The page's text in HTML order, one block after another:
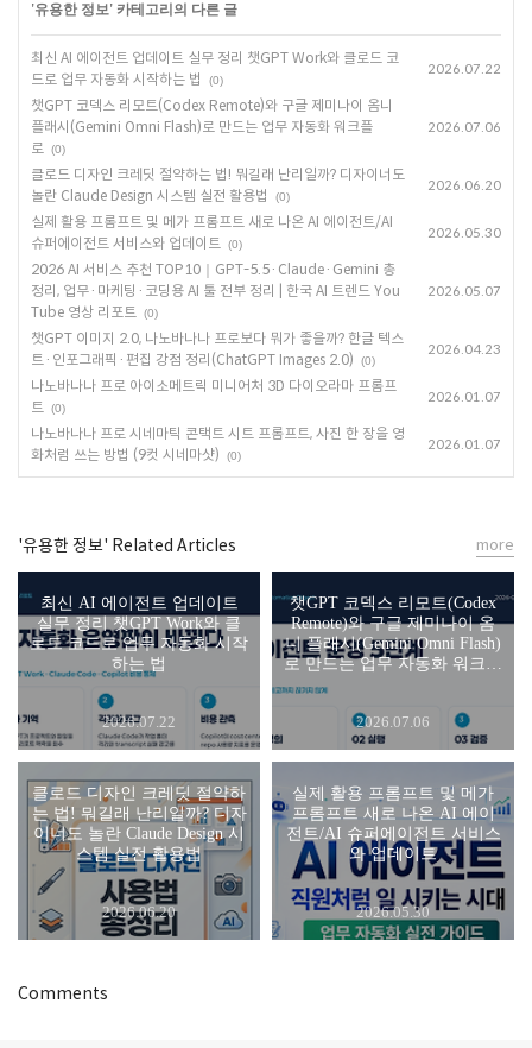
'유용한 정보' 카테고리의 다른 글
최신 AI 에이전트 업데이트 실무 정리 챗GPT Work와 클로드 코
드로 업무 자동화 시작하는 법
(0)
2026.07.22
챗GPT 코덱스 리모트(Codex Remote)와 구글 제미나이 옴니
플래시(Gemini Omni Flash)로 만드는 업무 자동화 워크플
로 (0)
2026.07.06
클로드 디자인 크레딧 절약하는 법! 뭐길래 난리일까? 디자이너도
놀란 Claude Design 시스템 실전 활용법
(0)
2026.06.20
실제 활용 프롬프트 및 메가 프롬프트 새로 나온 AI 에이전트/AI
슈퍼에이전트 서비스와 업데이트 (0)
2026.05.30
2026 AI 서비스 추천 TOP10｜GPT-5.5·Claude·Gemini 총
정리, 업무·마케팅·코딩용 AI 툴 전부 정리 | 한국 AI 트렌드 You
Tube 영상 리포트 (0)
2026.05.07
챗GPT 이미지 2.0, 나노바나나 프로보다 뭐가 좋을까? 한글 텍스
트·인포그래픽·편집 강점 정리(ChatGPT Images 2.0)
(0)
2026.04.23
나노바나나 프로 아이소메트릭 미니어처 3D 다이오라마 프롬프
트 (0)
2026.01.07
나노바나나 프로 시네마틱 콘택트 시트 프롬프트, 사진 한 장을 영
화처럼 쓰는 방법 (9컷 시네마샷)
(0)
2026.01.07
'유용한 정보' Related Articles
최신 AI 에이전트 업데이트
실무 정리 챗GPT Work와 클
로드 코드로 업무 자동화 시작
하는 법
2026.07.22
챗GPT 코덱스 리모트(Codex
Remote)와 구글 제미나이 옴
니 플래시(Gemini Omni Flash)
로 만드는 업무 자동화 워크플
2026.07.06
클로드 디자인 크레딧 절약하
는 법! 뭐길래 난리일까? 디자
이너도 놀란 Claude Design 시
스템 실전 활용법
2026.06.20
실제 활용 프롬프트 및 메가
프롬프트 새로 나온 AI 에이
전트/AI 슈퍼에이전트 서비스
와 업데이트
2026.05.30
more
Comments